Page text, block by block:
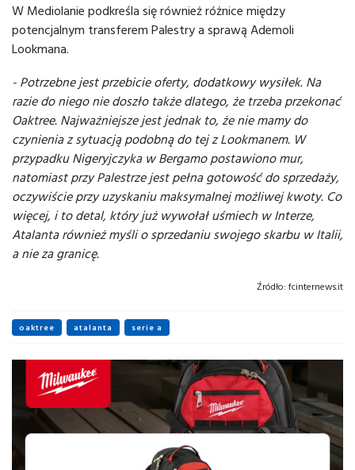
W Mediolanie podkreśla się również różnice między
potencjalnym transferem Palestry a sprawą Ademoli
Lookmana.
- Potrzebne jest przebicie oferty, dodatkowy wysiłek. Na
razie do niego nie doszło także dlatego, że trzeba przekonać
Oaktree. Najważniejsze jest jednak to, że nie mamy do
czynienia z sytuacją podobną do tej z Lookmanem. W
przypadku Nigeryjczyka w Bergamo postawiono mur,
natomiast przy Palestrze jest pełna gotowość do sprzedaży,
oczywiście przy uzyskaniu maksymalnej możliwej kwoty. Co
więcej, i to detal, który już wywołał uśmiech w Interze,
Atalanta również myśli o sprzedaniu swojego skarbu w Italii,
a nie za granicę.
Źródło: fcinternews.it
oaktree atalanta serie a